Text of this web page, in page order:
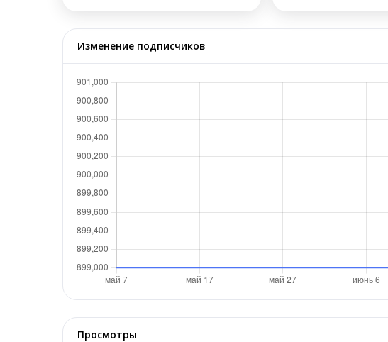
Изменение подписчиков
Просмотры